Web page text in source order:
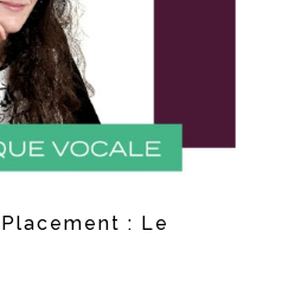
: Le